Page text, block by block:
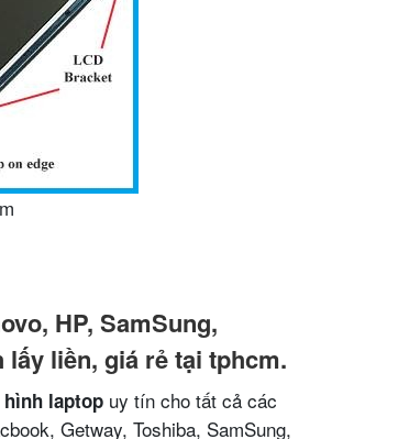
HP, SamSung,
liền, giá rẻ tại tphcm.
laptop uy tín cho tất cả các
Getway, Toshiba, SamSung,